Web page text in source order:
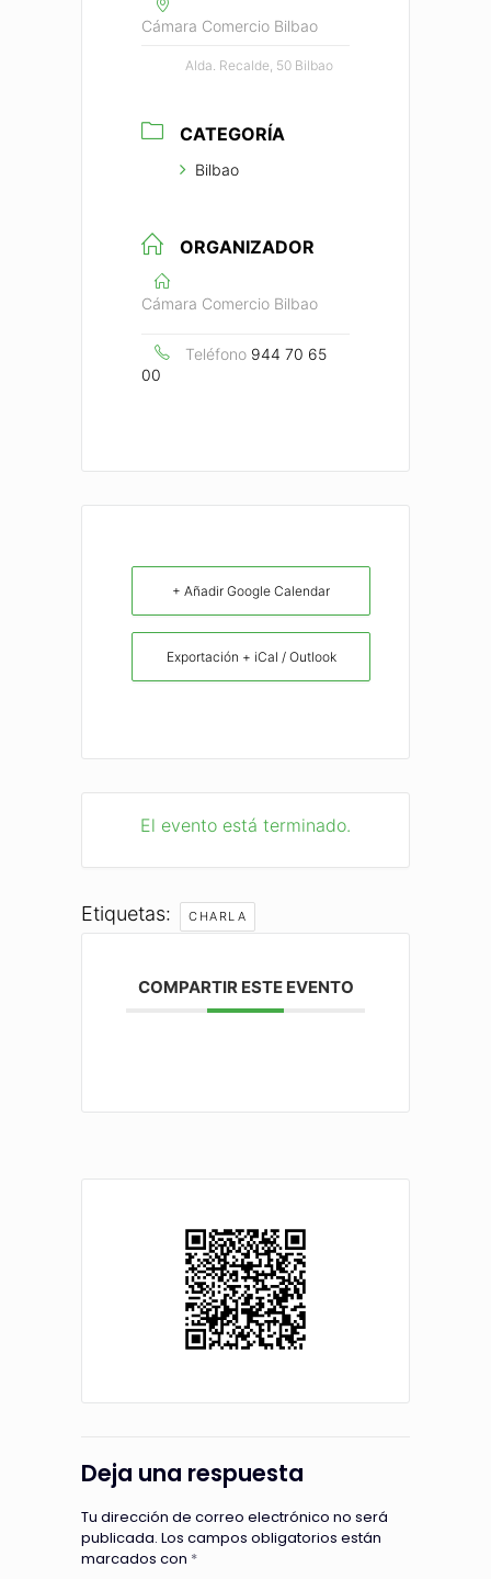
Cámara Comercio Bilbao
Alda. Recalde, 50 Bilbao
CATEGORÍA
Bilbao
ORGANIZADOR
Cámara Comercio Bilbao
Teléfono 944 70 65
00
+ Añadir Google Calendar
Exportación + iCal / Outlook
El evento está terminado.
Etiquetas: CHARLA
COMPARTIR ESTE EVENTO
Deja una respuesta
Tu dirección de correo electrónico no será
publicada. Los campos obligatorios están
marcados con *